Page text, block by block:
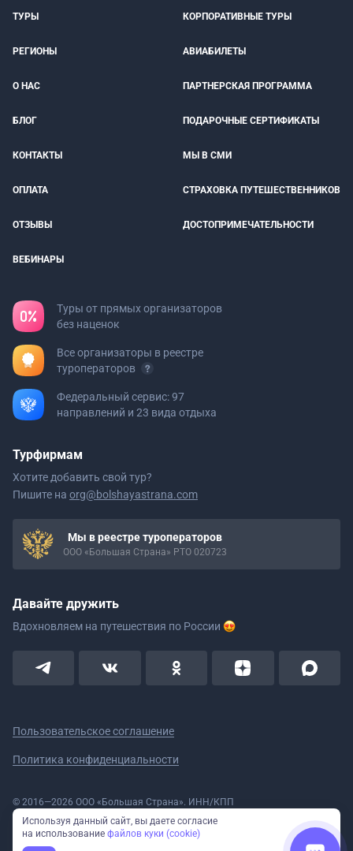
ТУРЫ КОРПОРАТИВНЫЕ ТУРЫ
РЕГИОНЫ АВИАБИЛЕТЫ
О НАС ПАРТНЕРСКАЯ ПРОГРАММА
БЛОГ ПОДАРОЧНЫЕ СЕРТИФИКАТЫ
КОНТАКТЫ МЫ В СМИ
ОПЛАТА СТРАХОВКА ПУТЕШЕСТВЕННИКОВ
ОТЗЫВЫ ДОСТОПРИМЕЧАТЕЛЬНОСТИ
ВЕБИНАРЫ
Туры от прямых организаторов
без наценок
Все организаторы в реестре
туроператоров
Федеральный сервис: 97
направлений и 23 вида отдыха
Турфирмам
Хотите добавить свой тур?
Пишите на org@bolshayastrana.com
Мы в реестре туроператоров
ООО «Большая Страна» РТО 020723
Давайте дружить
Вдохновляем на путешествия по России
Пользовательское соглашение
Политика конфиденциальности
© 2016—2026 ООО «Большая Страна». ИНН/КПП
5908078160/590801001 ОГРН 1185958020533
Номер в реестре Роскомнадзора № 59-18-006319 (Приказ № 321 от
11.10.2018)
Используя данный сайт, вы даете согласие
на использование файлов куки (cookie)